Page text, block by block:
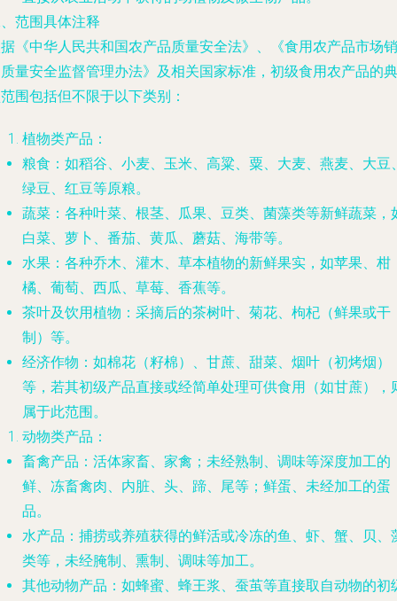
范围具体注释
《中华人民共和国农产品质量安全法》、《食用农产品市场销
量安全监督管理办法》及相关国家标准，初级食用农产品的典
围包括但不限于以下类别：
植物类产品 ：
粮食 ：如稻谷、小麦、玉米、高粱、粟、大麦、燕麦、大豆
绿豆、红豆等原粮。
蔬菜 ：各种叶菜、根茎、瓜果、豆类、菌藻类等新鲜蔬菜，
白菜、萝卜、番茄、黄瓜、蘑菇、海带等。
水果 ：各种乔木、灌木、草本植物的新鲜果实，如苹果、柑
橘、葡萄、西瓜、草莓、香蕉等。
茶叶及饮用植物 ：采摘后的茶树叶、菊花、枸杞（鲜果或干
制）等。
经济作物 ：如棉花（籽棉）、甘蔗、甜菜、烟叶（初烤烟）
等，若其初级产品直接或经简单处理可供食用（如甘蔗），
属于此范围。
动物类产品 ：
畜禽产品 ：活体家畜、家禽；未经熟制、调味等深度加工的
鲜、冻畜禽肉、内脏、头、蹄、尾等；鲜蛋、未经加工的蛋
品。
水产品 ：捕捞或养殖获得的鲜活或冷冻的鱼、虾、蟹、贝、
类等，未经腌制、熏制、调味等加工。
其他动物产品 ：如蜂蜜、蜂王浆、蚕茧等直接取自动物的初